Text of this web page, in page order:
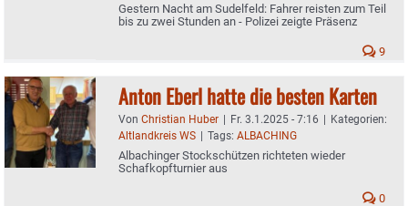
Gestern Nacht am Sudelfeld: Fahrer reisten zum Teil
bis zu zwei Stunden an - Polizei zeigte Präsenz
9
Anton Eberl hatte die besten Karten
Von Christian Huber | Fr. 3.1.2025 - 7:16 | Kategorien:
Altlandkreis WS | Tags: ALBACHING
Albachinger Stockschützen richteten wieder
Schafkopfturnier aus
0